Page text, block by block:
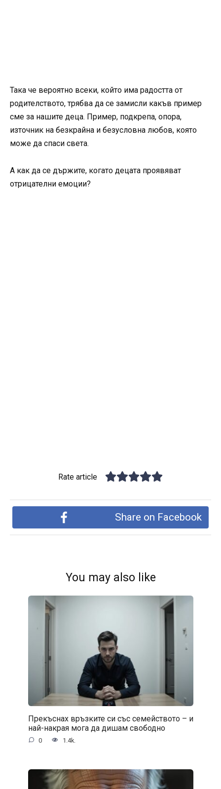
Така че вероятно всеки, който има радостта от
родителството, трябва да се замисли какъв пример
сме за нашите деца. Пример, подкрепа, опора,
източник на безкрайна и безусловна любов, която
може да спаси света.
А как да се държите, когато децата проявяват
отрицателни емоции?
Rate article
Share on Facebook
You may also like
Прекъснах връзките си със семейството – и
най-накрая мога да дишам свободно
0 1.4k.